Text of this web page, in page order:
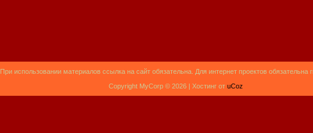
При использовании материалов ссылка на сайт обязательна. Для интернет проектов обязательна
Copyright MyCorp © 2026 | Хостинг от uCoz